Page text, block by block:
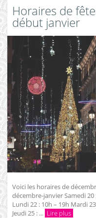
Horaires de
début janvier
Voici les horaires de
décembre-janvier Samedi 20
Lundi 22 : 10h – 19h Mardi
Jeudi 25 : ... Lire plus